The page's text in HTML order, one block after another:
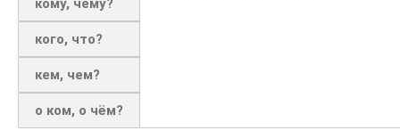
кому, чему?
кого, что?
кем, чем?
о ком, о чём?